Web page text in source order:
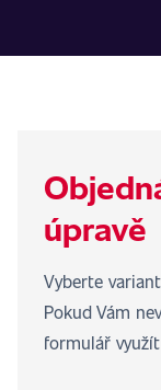
úpravě
Vyberte
Pokud Vám
formulář